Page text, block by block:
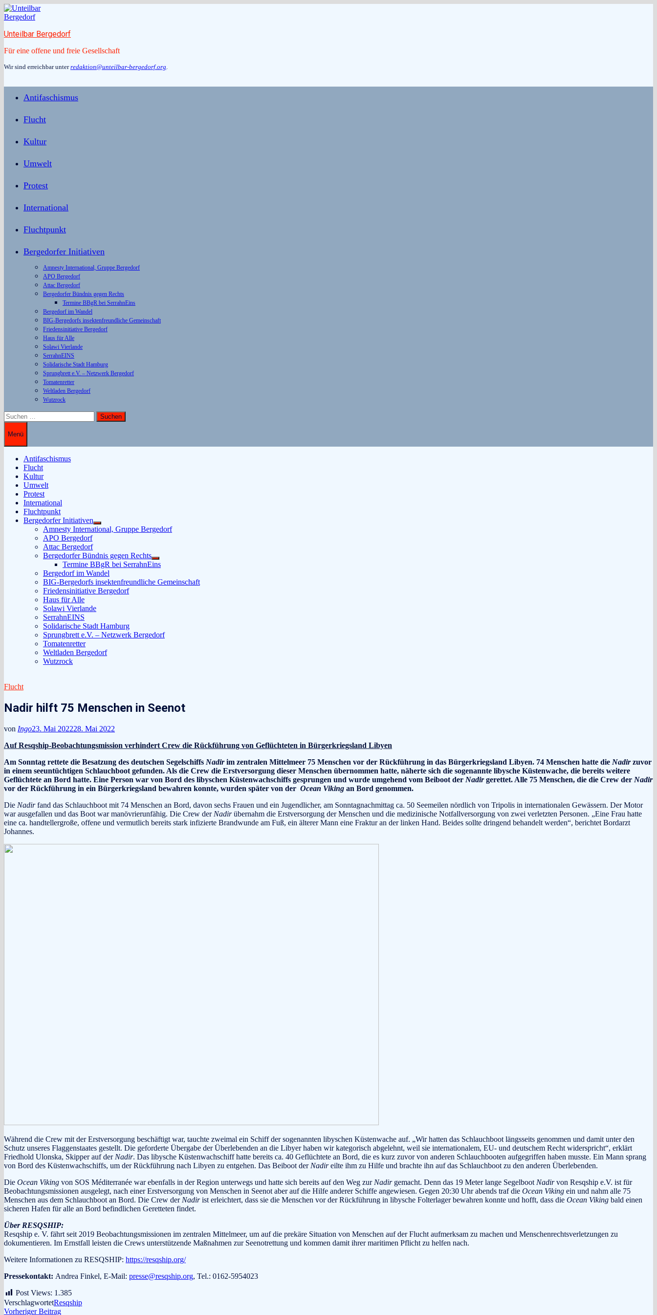
Zum
Inhalt
Unteilbar Bergedorf
Für eine offene und freie Gesellschaft
Wir sind erreichbar unterredaktion@unteilbar-bergedorf.org.
Antifaschismus
Flucht
Kultur
Umwelt
Protest
International
Fluchtpunkt
Bergedorfer Initiativen
Amnesty International, Gruppe Bergedorf
APO Bergedorf
Attac Bergedorf
Bergedorfer Bündnis gegen Rechts
Termine BBgR bei SerrahnEins
Bergedorf im Wandel
BIG-Bergedorfs insektenfreundliche Gemeinschaft
Friedensinitiative Bergedorf
Haus für Alle
Solawi Vierlande
SerrahnEINS
Solidarische Stadt Hamburg
Sprungbrett e.V. – Netzwerk Bergedorf
Tomatenretter
Weltladen Bergedorf
Wutzrock
Suchen
nach:
Menü
Antifaschismus
Flucht
Kultur
Umwelt
Protest
International
Fluchtpunkt
Bergedorfer Initiativen
Untermenü
anzeigen
Amnesty International, Gruppe Bergedorf
APO Bergedorf
Attac Bergedorf
Bergedorfer Bündnis gegen Rechts
Untermenü
anzeigen
Termine BBgR bei SerrahnEins
Bergedorf im Wandel
BIG-Bergedorfs insektenfreundliche Gemeinschaft
Friedensinitiative Bergedorf
Haus für Alle
Solawi Vierlande
SerrahnEINS
Solidarische Stadt Hamburg
Sprungbrett e.V. – Netzwerk Bergedorf
Tomatenretter
Weltladen Bergedorf
Wutzrock
Flucht
Nadir hilft 75 Menschen in Seenot
von Ingo23. Mai 202228. Mai 2022
Auf Resqship-Beobachtungsmission verhindert Crew die Rückführung von Geflüchteten in Bürgerkriegsland Libyen
Am Sonntag rettete die Besatzung des deutschen Segelschiffs Nadirim zentralen Mittelmeer 75 Menschen vor der Rückführung in das Bürgerkriegsland Libyen. 74 Menschen hatte die Nadirzuvor
in einem seeuntüchtigen Schlauchboot gefunden. Als die Crew die Erstversorgung dieser Menschen übernommen hatte, näherte sich die sogenannte libysche Küstenwache, die bereits weitere
Geflüchtete an Bord hatte. Eine Person war von Bord des libyschen Küstenwachschiffs gesprungen und wurde umgehend vom Beiboot der Nadirgerettet. Alle 75 Menschen, die die Crew der Nadir
vor der Rückführung in ein Bürgerkriegsland bewahren konnte, wurden später von der Ocean Viking an Bord genommen.
Die Nadirfand das Schlauchboot mit 74 Menschen an Bord, davon sechs Frauen und ein Jugendlicher, am Sonntagnachmittag ca. 50 Seemeilen nördlich von Tripolis in internationalen Gewässern. Der Motor
war ausgefallen und das Boot war manövrierunfähig. Die Crew der Nadirübernahm die Erstversorgung der Menschen und die medizinische Notfallversorgung von zwei verletzten Personen. „Eine Frau hatte
eine ca. handtellergroße, offene und vermutlich bereits stark infizierte Brandwunde am Fuß, ein älterer Mann eine Fraktur an der linken Hand. Beides sollte dringend behandelt werden“, berichtet Bordarzt
Johannes.
Während die Crew mit der Erstversorgung beschäftigt war, tauchte zweimal ein Schiff der sogenannten libyschen Küstenwache auf. „Wir hatten das Schlauchboot längsseits genommen und damit unter den
Schutz unseres Flaggenstaates gestellt. Die geforderte Übergabe der Überlebenden an die Libyer haben wir kategorisch abgelehnt, weil sie internationalem, EU- und deutschem Recht widerspricht“, erklärt
Friedhold Ulonska, Skipper auf der Nadir. Das libysche Küstenwachschiff hatte bereits ca. 40 Geflüchtete an Bord, die es kurz zuvor von anderen Schlauchbooten aufgegriffen haben musste. Ein Mann sprang
von Bord des Küstenwachschiffs, um der Rückführung nach Libyen zu entgehen. Das Beiboot der Nadireilte ihm zu Hilfe und brachte ihn auf das Schlauchboot zu den anderen Überlebenden.
Die Ocean Viking von SOS Méditerranée war ebenfalls in der Region unterwegs und hatte sich bereits auf den Weg zur Nadirgemacht. Denn das 19 Meter lange Segelboot Nadirvon Resqship e.V. ist für
Beobachtungsmissionen ausgelegt, nach einer Erstversorgung von Menschen in Seenot aber auf die Hilfe anderer Schiffe angewiesen. Gegen 20:30 Uhr abends traf die Ocean Viking ein und nahm alle 75
Menschen aus dem Schlauchboot an Bord. Die Crew der Nadirist erleichtert, dass sie die Menschen vor der Rückführung in libysche Folterlager bewahren konnte und hofft, dass die Ocean Viking bald einen
sicheren Hafen für alle an Bord befindlichen Geretteten findet.
Über RESQSHIP:
Resqship e. V. fährt seit 2019 Beobachtungsmissionen im zentralen Mittelmeer, um auf die prekäre Situation von Menschen auf der Flucht aufmerksam zu machen und Menschenrechtsverletzungen zu
dokumentieren. Im Ernstfall leisten die Crews unterstützende Maßnahmen zur Seenotrettung und kommen damit ihrer maritimen Pflicht zu helfen nach.
Weitere Informationen zu RESQSHIP: https://resqship.org/
Pressekontakt: Andrea Finkel, E-Mail: presse@resqship.org, Tel.: 0162-5954023
Post Views: 1.385
VerschlagwortetResqship
Vorheriger BeitragVorheriger